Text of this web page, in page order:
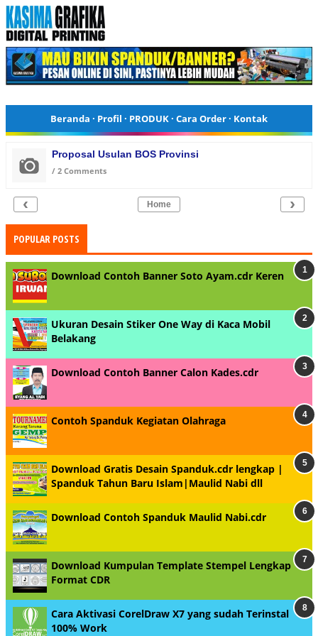
Beranda · Profil · PRODUK· Cara Order· Kontak
Proposal Usulan BOS Provinsi
/ 2 Comments
‹ ›
Home
POPULAR POSTS
Download Contoh Banner Soto Ayam.cdr Keren
Ukuran Desain Stiker One Way di Kaca Mobil
Belakang
Download Contoh Banner Calon Kades.cdr
Contoh Spanduk Kegiatan Olahraga
Download Gratis Desain Spanduk.cdr lengkap |
Spanduk Tahun Baru Islam|Maulid Nabi dll
Download Contoh Spanduk Maulid Nabi.cdr
Download Kumpulan Template Stempel Lengkap
Format CDR
Cara Aktivasi CorelDraw X7 yang sudah Terinstal
100% Work